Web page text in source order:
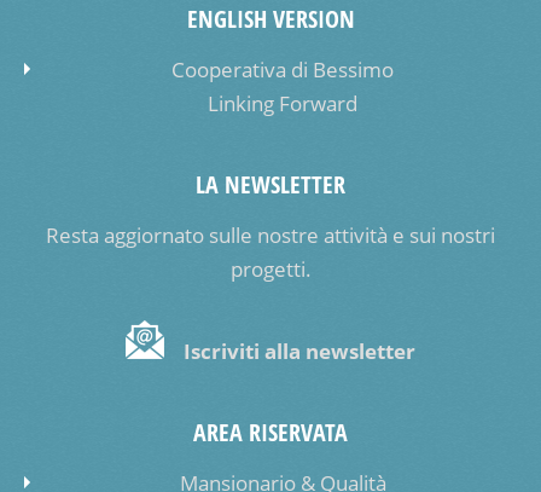
ENGLISH VERSION
Cooperativa di Bessimo
Linking Forward
LA NEWSLETTER
Resta aggiornato sulle nostre attività e sui nostri
progetti.
Iscriviti alla newsletter
AREA RISERVATA
Mansionario & Qualità